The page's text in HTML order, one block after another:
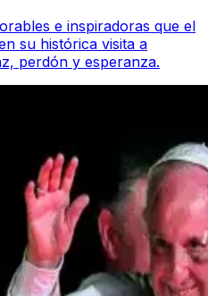
e inspiradoras que el
su histórica visita a
perdón y esperanza.